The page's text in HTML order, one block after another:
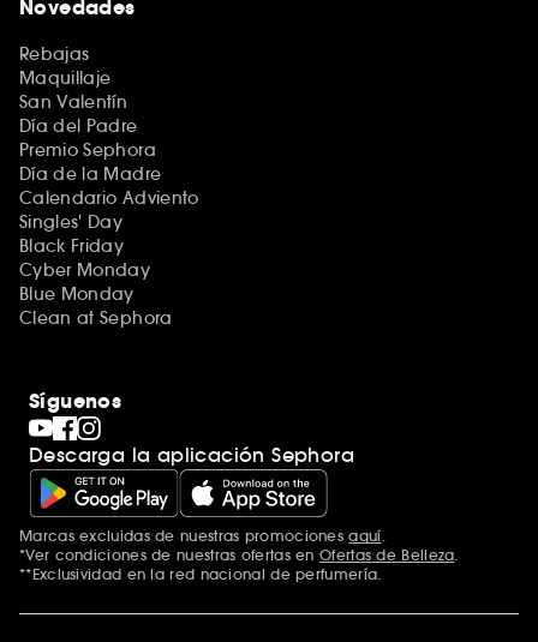
Novedades
Rebajas
Maquillaje
San Valentín
Día del Padre
Premio Sephora
Día de la Madre
Calendario Adviento
Singles' Day
Black Friday
Cyber Monday
Blue Monday
Clean at Sephora
Síguenos
Descarga la aplicación Sephora
Marcas excluidas de nuestras promocionesaquí
*Ver condiciones de nuestras ofertas en Ofertas de Belleza
**Exclusividad en la red nacional de perfumería.